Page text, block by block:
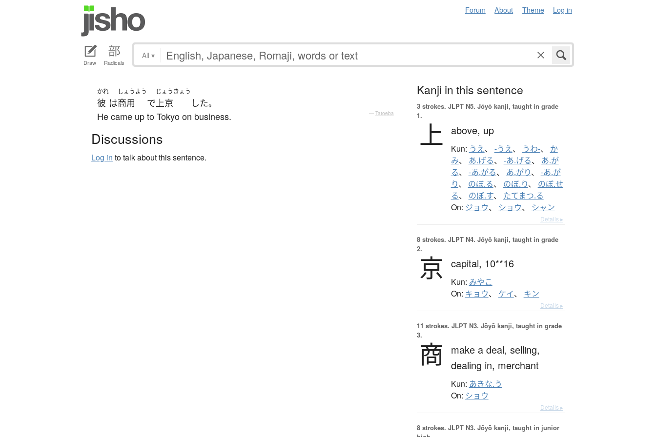
Forum About Theme Log in
Draw Radicals
All ▾
かれ
彼 は
しょうよう
商用 で
じょうきょう
上京 した。
He came up to Tokyo on business. — Tatoeba
Discussions
Log in to talk about this sentence.
Kanji in this sentence
3 strokes. JLPT N5. Jōyō kanji, taught in grade
1.
上 above, up
Kun: うえ、 -うえ、 うわ-、 か
み、 あ.げる、 -あ.げる、 あ.が
る、 -あ.がる、 あ.がり、 -あ.が
り、 のぼ.る、 のぼ.り、 のぼ.せ
る、 のぼ.す、 たてまつ.る
On: ジョウ、 ショウ、 シャン
Details ▸
8 strokes. JLPT N4. Jōyō kanji, taught in grade
2.
京 capital, 10**16
Kun: みやこ
On: キョウ、 ケイ、 キン
Details ▸
11 strokes. JLPT N3. Jōyō kanji, taught in grade
3.
商 make a deal, selling,
dealing in, merchant
Kun: あきな.う
On: ショウ
Details ▸
8 strokes. JLPT N3. Jōyō kanji, taught in junior